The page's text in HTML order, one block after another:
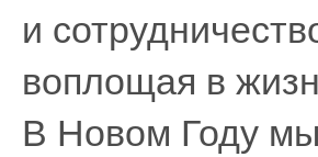
и
воплощая в
В Новом Году